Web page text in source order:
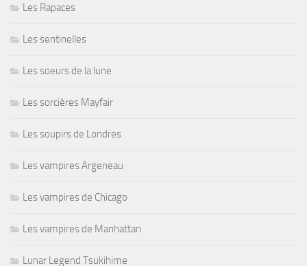
Les Rapaces
Les sentinelles
Les soeurs de la lune
Les sorcières Mayfair
Les soupirs de Londres
Les vampires Argeneau
Les vampires de Chicago
Les vampires de Manhattan
Lunar Legend Tsukihime